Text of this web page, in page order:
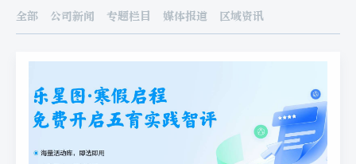
全部 公司新闻 专题栏目 媒体报道 区域资讯